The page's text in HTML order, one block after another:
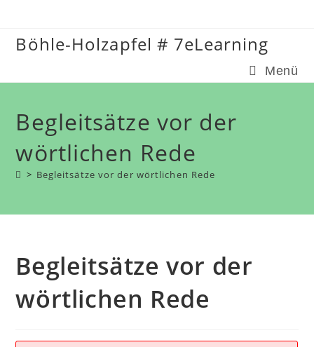
springen
Böhle-Holzapfel # 7eLearning
Menü
Begleitsätze vor der
wörtlichen Rede
> Begleitsätze vor der wörtlichen Rede
Begleitsätze vor der
wörtlichen Rede